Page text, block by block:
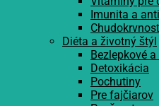
Imunita a
Diéta a životný štýl
Bezlepkové
Detoxikácia
Pochutiny
Pre fajčiarov